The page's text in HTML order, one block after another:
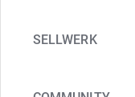
SELLWERK